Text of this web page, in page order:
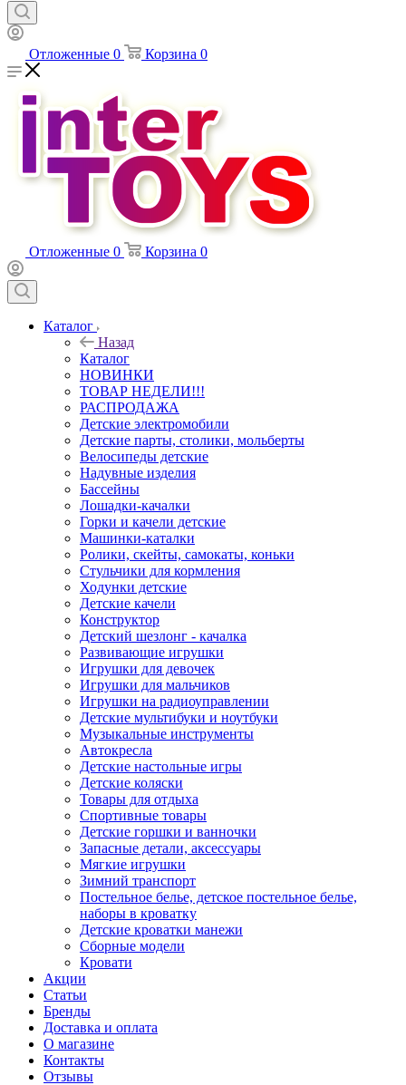
Отложенные 0 Корзина 0
Отложенные 0 Корзина 0
Каталог
Назад
Каталог
НОВИНКИ
ТОВАР НЕДЕЛИ!!!
РАСПРОДАЖА
Детские электромобили
Детские парты, столики, мольберты
Велосипеды детские
Надувные изделия
Бассейны
Лошадки-качалки
Горки и качели детские
Машинки-каталки
Ролики, скейты, самокаты, коньки
Стульчики для кормления
Ходунки детские
Детские качели
Конструктор
Детский шезлонг - качалка
Развивающие игрушки
Игрушки для девочек
Игрушки для мальчиков
Игрушки на радиоуправлении
Детские мультибуки и ноутбуки
Музыкальные инструменты
Автокресла
Детские настольные игры
Детские коляски
Товары для отдыха
Спортивные товары
Детские горшки и ванночки
Запасные детали, аксессуары
Мягкие игрушки
Зимний транспорт
Постельное белье, детское постельное белье,
наборы в кроватку
Детские кроватки манежи
Сборные модели
Кровати
Акции
Статьи
Бренды
Доставка и оплата
О магазине
Контакты
Отзывы